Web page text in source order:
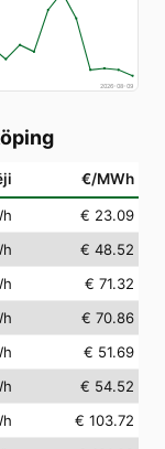
2026-08-09
€/MWh
€ 23.09
€ 48.52
€ 71.32
€ 70.86
€ 51.69
€ 54.52
€ 103.72